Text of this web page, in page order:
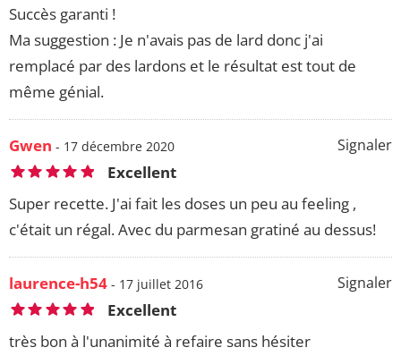
Succès garanti !
Ma suggestion : Je n'avais pas de lard donc j'ai
remplacé par des lardons et le résultat est tout de
même génial.
Signaler
Gwen - 17 décembre 2020
Excellent
Super recette. J'ai fait les doses un peu au feeling ,
c'était un régal. Avec du parmesan gratiné au dessus!
Signaler
laurence-h54 - 17 juillet 2016
Excellent
très bon à l'unanimité à refaire sans hésiter